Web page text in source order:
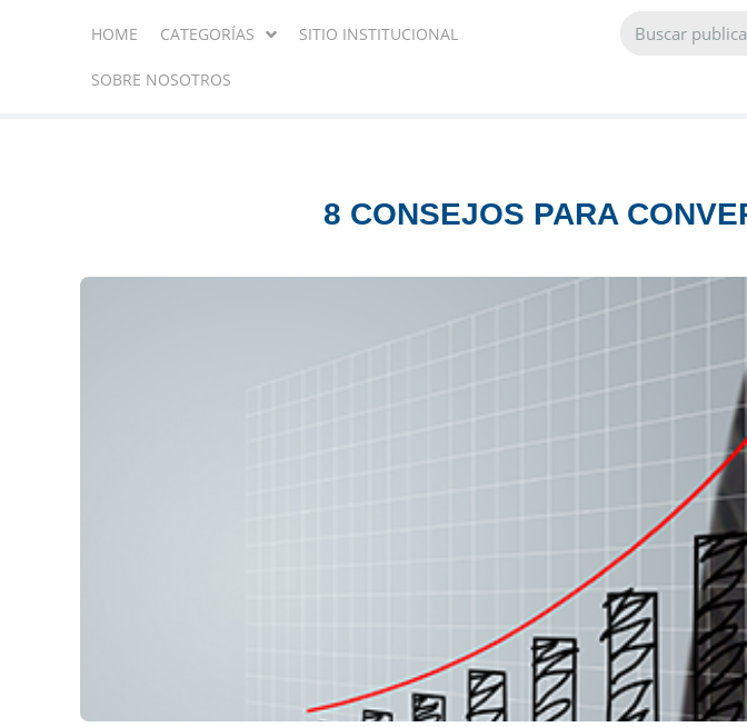
HOME CATEGORÍAS SITIO INSTITUCIONAL
SOBRE NOSOTROS
8 CONSEJOS PARA